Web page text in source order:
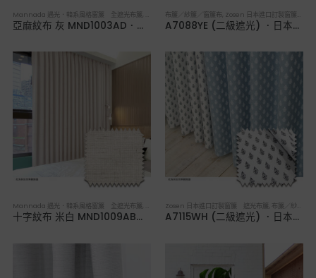
Mannada 遇光．韓系風格窗簾 全遮光布簾 布簾／紗簾／窗簾布
亞麻紋布 灰 MND1003AD．韓系軟裝全遮光布簾
布簾／紗簾／窗簾布 Zosen 日本進口訂製窗簾 遮光布簾
A7088YE (二級遮光) ．日本進口訂製遮光布簾
Mannada 遇光．韓系風格窗簾 全遮光布簾 布簾／紗簾／窗簾布
十字紋布 米白 MND1009AB．韓系軟裝全遮光布簾
Zosen 日本進口訂製窗簾 遮光布簾 布簾／紗簾／窗簾布
A7115WH (二級遮光) ．日本進口訂製遮光布簾